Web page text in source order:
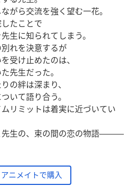
がら交流を強く望む一花。
たことで
生に知られてしまう。
れを決意するが
受け止めたのは、
先生だった。
の絆は深まり、
いて語り合う。
リミットは着実に近づいてい
先生の、束の間の恋の物語―――
アニメイトで購入